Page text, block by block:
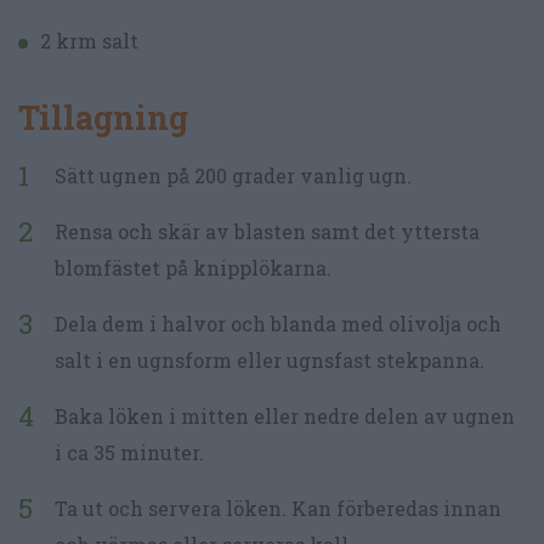
2 krm salt
Tillagning
Sätt ugnen på 200 grader vanlig ugn.
Rensa och skär av blasten samt det yttersta
blomfästet på knipplökarna.
Dela dem i halvor och blanda med olivolja och
salt i en ugnsform eller ugnsfast stekpanna.
Baka löken i mitten eller nedre delen av ugnen
i ca 35 minuter.
Ta ut och servera löken. Kan förberedas innan